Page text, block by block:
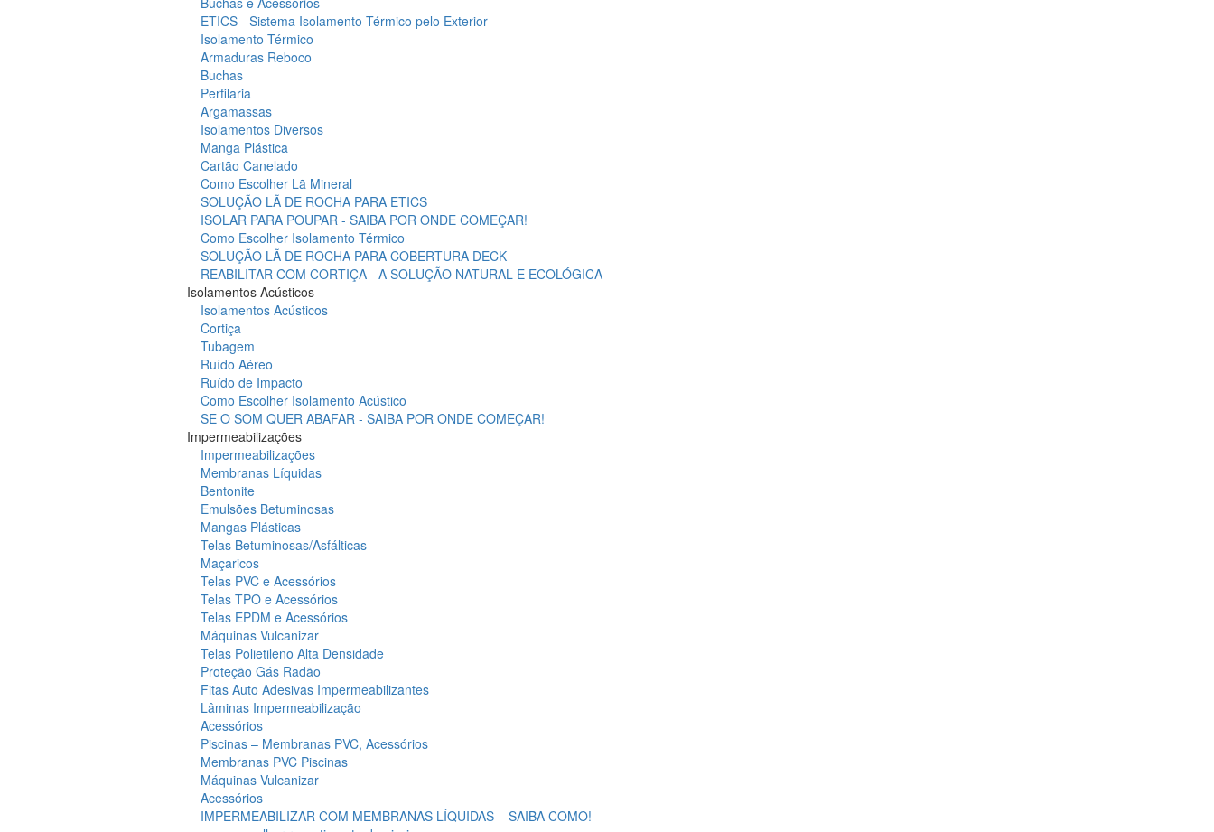
ETICS - Sistema Isolamento Térmico pelo Exterior
Isolamento Térmico
Armaduras Reboco
Buchas
Perfilaria
Argamassas
Isolamentos Diversos
Manga Plástica
Cartão Canelado
Como Escolher Lã Mineral
SOLUÇÃO LÃ DE ROCHA PARA ETICS
ISOLAR PARA POUPAR - SAIBA POR ONDE COMEÇAR!
Como Escolher Isolamento Térmico
SOLUÇÃO LÃ DE ROCHA PARA COBERTURA DECK
REABILITAR COM CORTIÇA - A SOLUÇÃO NATURAL E ECOLÓGICA
Isolamentos Acústicos
Isolamentos Acústicos
Cortiça
Tubagem
Ruído Aéreo
Ruído de Impacto
Como Escolher Isolamento Acústico
SE O SOM QUER ABAFAR - SAIBA POR ONDE COMEÇAR!
Impermeabilizações
Impermeabilizações
Membranas Líquidas
Bentonite
Emulsões Betuminosas
Mangas Plásticas
Telas Betuminosas/Asfálticas
Maçaricos
Telas PVC e Acessórios
Telas TPO e Acessórios
Telas EPDM e Acessórios
Máquinas Vulcanizar
Telas Polietileno Alta Densidade
Proteção Gás Radão
Fitas Auto Adesivas Impermeabilizantes
Lâminas Impermeabilização
Acessórios
Piscinas – Membranas PVC, Acessórios
Membranas PVC Piscinas
Máquinas Vulcanizar
Acessórios
IMPERMEABILIZAR COM MEMBRANAS LÍQUIDAS – SAIBA COMO!